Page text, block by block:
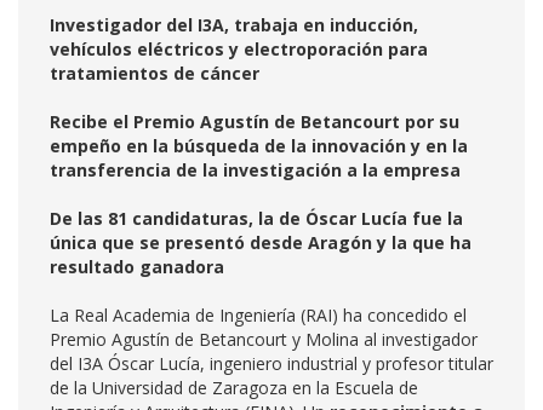
Investigador del I3A, trabaja en inducción,
vehículos eléctricos y electroporación para
tratamientos de cáncer
Recibe el Premio Agustín de Betancourt por su
empeño en la búsqueda de la innovación y en la
transferencia de la investigación a la empresa
De las 81 candidaturas, la de Óscar Lucía fue la
única que se presentó desde Aragón y la que ha
resultado ganadora
La Real Academia de Ingeniería (RAI) ha concedido el
Premio Agustín de Betancourt y Molina al investigador
del I3A Óscar Lucía, ingeniero industrial y profesor titular
de la Universidad de Zaragoza en la Escuela de